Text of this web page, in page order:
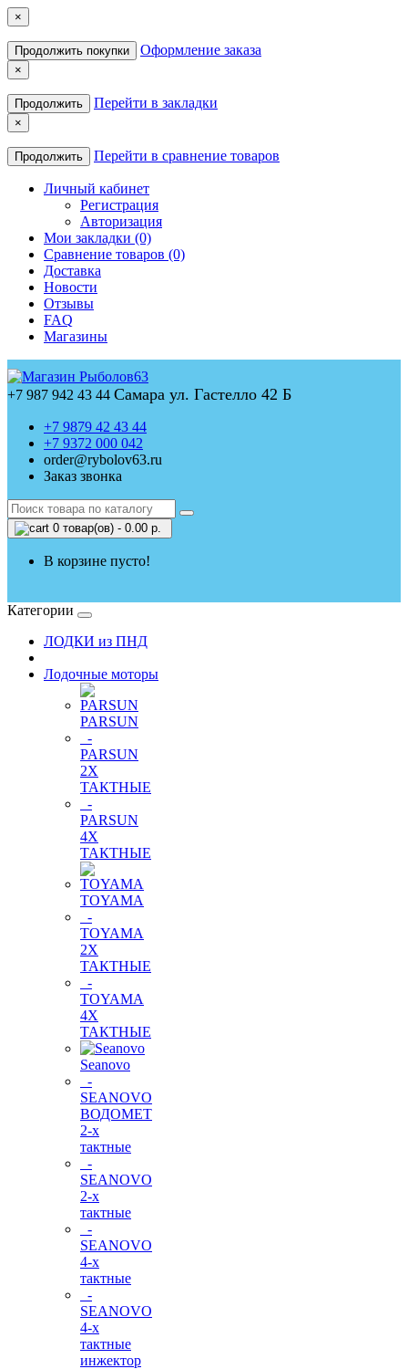
×
Продолжить покупки Оформление заказа
×
Продолжить Перейти в закладки
×
Продолжить Перейти в сравнение товаров
Личный кабинет
Регистрация
Авторизация
Мои закладки (0)
Сравнение товаров (0)
Доставка
Новости
Отзывы
FAQ
Магазины
+7 987 942 43 44 Самара ул. Гастелло 42 Б
+7 9879 42 43 44
+7 9372 000 042
order@rybolov63.ru
Заказ звонка
0 товар(ов) - 0.00 р.
В корзине пусто!
Категории
ЛОДКИ из ПНД
Лодочные моторы
PARSUN
-
PARSUN
2Х
ТАКТНЫЕ
-
PARSUN
4Х
ТАКТНЫЕ
TOYAMA
-
TOYAMA
2Х
ТАКТНЫЕ
-
TOYAMA
4Х
ТАКТНЫЕ
Seanovo
-
SEANOVO
ВОДОМЕТ
2-х
тактные
-
SEANOVO
2-х
тактные
-
SEANOVO
4-х
тактные
-
SEANOVO
4-х
тактные
инжектор